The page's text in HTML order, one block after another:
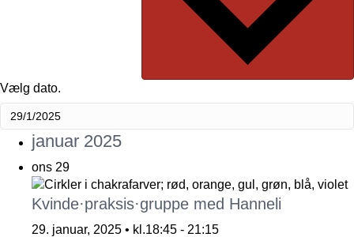
Vælg dato.
januar 2025
ons 29
Kvinde·praksis·gruppe med Hanneli
29. januar, 2025 • kl.18:45 - 21:15